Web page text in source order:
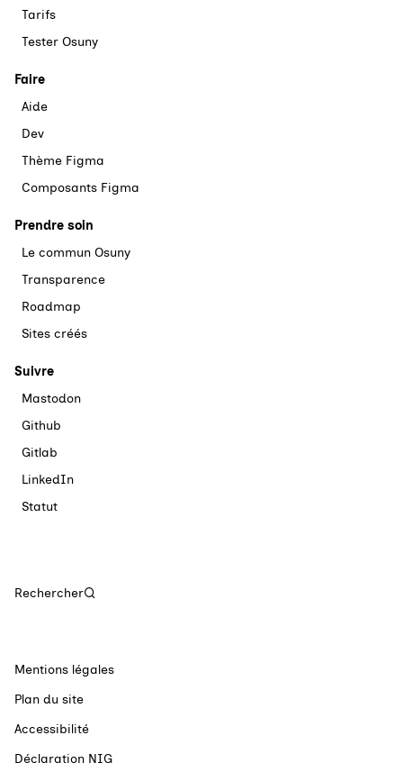
Tarifs
Tester Osuny
Faire
Aide
Dev
Thème Figma
Composants Figma
Prendre soin
Le commun Osuny
Transparence
Roadmap
Sites créés
Suivre
Mastodon
Github
Gitlab
LinkedIn
Statut
Rechercher
Mentions légales
Plan du site
Accessibilité
Déclaration NIG